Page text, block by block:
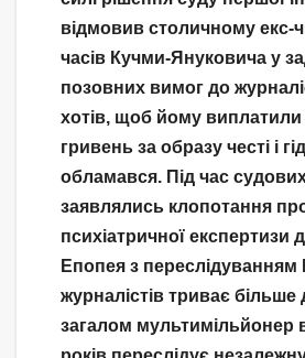
відмовив столичному екс-
часів Кучми-Януковича у
позовних вимог до
хотів, щоб йому виплатили
гривень за образу честі і
обламався. Під час
заявлялись клопотання
психіатричної експертизи
Епопея з
журналістів триває більше
загалом мультимільйонер